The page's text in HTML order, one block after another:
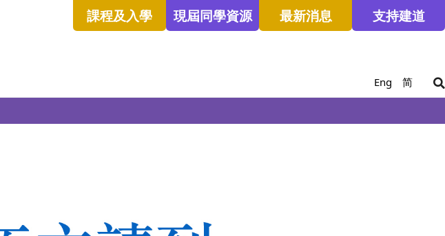
課程及入學 現屆同學資源 最新消息 支持建道
Eng 简